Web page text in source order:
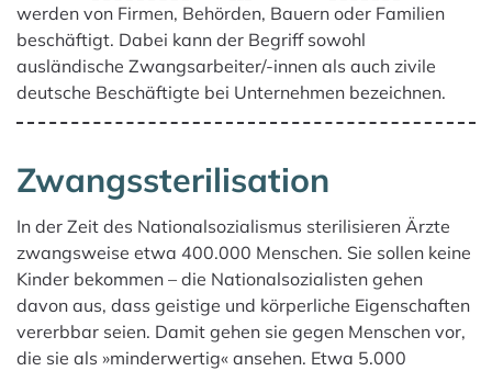
werden von Firmen, Behörden, Bauern oder Familien
beschäftigt. Dabei kann der Begriff sowohl
ausländische Zwangsarbeiter/-innen als auch zivile
deutsche Beschäftigte bei Unternehmen bezeichnen.
Zwangssterilisation
In der Zeit des Nationalsozialismus sterilisieren Ärzte
zwangsweise etwa 400.000 Menschen. Sie sollen keine
Kinder bekommen – die Nationalsozialisten gehen
davon aus, dass geistige und körperliche Eigenschaften
vererbbar seien. Damit gehen sie gegen Menschen vor,
die sie als »minderwertig« ansehen. Etwa 5.000